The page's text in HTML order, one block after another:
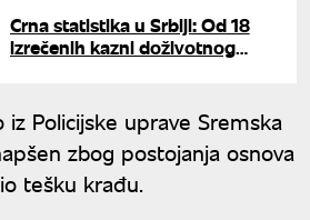
Crna statistika u Srbiji: Od 18
izrečenih kazni doživotnog
Policijske uprave Sremska
zbog postojanja osnova
tešku krađu.